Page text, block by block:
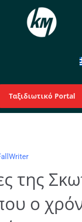
Ταξιδιωτικό Portal
της
ο